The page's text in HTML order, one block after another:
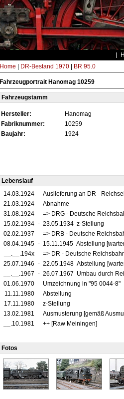
Home DR-Bestand 1970| BR 95.0
Fahrzeugportrait Hanomag 10259
Fahrzeugstamm
Hersteller:
Hanomag
Fabriknummer:
10259
Baujahr:
1924
Lebenslauf
14.03.1924
Auslieferung an DR -
21.03.1924
Abnahme
31.08.1924
=> DRG - Deutsche
15.02.1934 - 23.05.1934 z-Stellung
02.02.1937
=> DRB - Deutsche
08.04.1945 - 15.11.1945 Abstellung
__.__.194x
=> DR - Deutsche
25.07.1946 - 22.05.1948 Abstellung
__.__.1967 - 26.07.1967 Umbau durch
01.06.1970
Umzeichnung in "95 0044-8"
11.11.1980
Abstellung
17.11.1980
z-Stellung
13.02.1981
Ausmusterung [gemäß
__.10.1981
++ [Raw Meiningen]
Fotos